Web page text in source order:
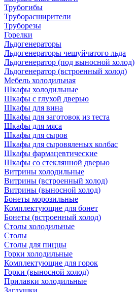
Трубогибы
Труборасширители
Труборезы
Горелки
Льдогенераторы
Льдогенераторы чешуйчатого льда
Льдогенератор (под выносной холод)
Льдогенератор (встроенный холод)
Мебель холодильная
Шкафы холодильные
Шкафы с глухой дверью
Шкафы для вина
Шкафы для заготовок из теста
Шкафы для мяса
Шкафы для сыров
Шкафы для сыровяленых колбас
Шкафы фармацевтические
Шкафы со стеклянной дверью
Витрины холодильные
Витрины (встроенный холод)
Витрины (выносной холод)
Бонеты морозильные
Комплектующие для бонет
Бонеты (встроенный холод)
Столы холодильные
Столы
Столы для пиццы
Горки холодильные
Комплектующие для горок
Горки (выносной холод)
Прилавки холодильные
Заглушки